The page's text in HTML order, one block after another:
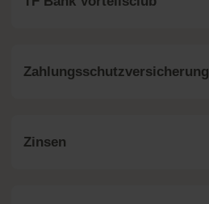
Zahlungsschutzversicherung
Zinsen